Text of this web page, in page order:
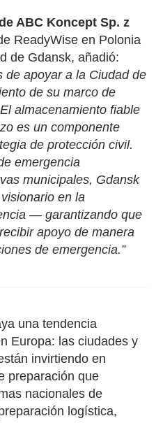
ABC Koncept Sp. z
ReadyWise en Polonia
de Gdansk, añadió:
de apoyar a la Ciudad de
de su marco de
almacenamiento fiable
es un componente
de protección civil.
emergencia
municipales, Gdansk
en la
— garantizando que
apoyo de manera
de emergencia.”
una tendencia
Europa: las ciudades y
invirtiendo en
preparación que
nacionales de
logística,